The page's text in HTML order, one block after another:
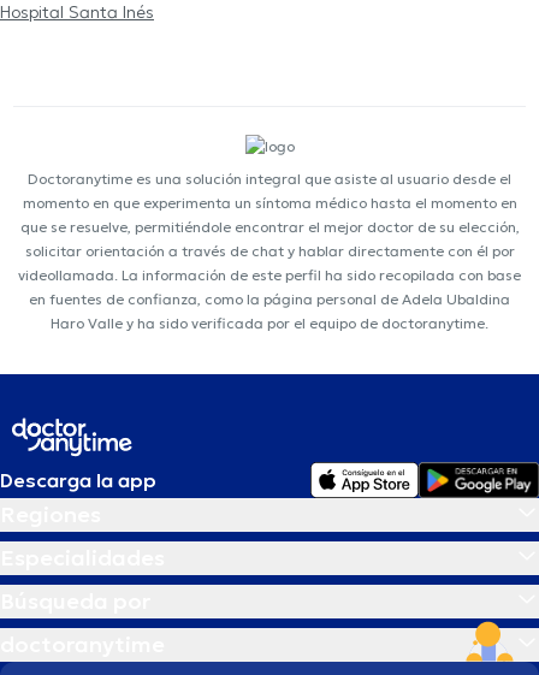
Hospital Santa Inés
Doctoranytime es una solución integral que asiste al usuario desde el
momento en que experimenta un síntoma médico hasta el momento en
que se resuelve, permitiéndole encontrar el mejor doctor de su elección,
solicitar orientación a través de chat y hablar directamente con él por
videollamada. La información de este perfil ha sido recopilada con base
en fuentes de confianza, como la página personal de Adela Ubaldina
Haro Valle y ha sido verificada por el equipo de doctoranytime.
Descarga la app